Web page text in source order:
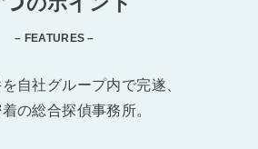
– FEATURES –
自社グループ内で完遂、
の総合探偵事務所。